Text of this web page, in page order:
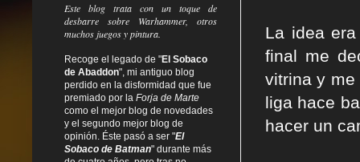
La idea
final me
vitrina y me
liga hace
hacer un
Este blog trata con un toque de
desbarre sobre Warhammer, otros
muchos juegos y pintura.
Recoge el legado de "El Sobaco
de Abaddon", mi antiguo blog
perdido en la disformidad que fue
premiado por la Forja de Marte
como el mejor blog de novedades
y el segundo mejor blog de
opinión. Éste pasó a ser "El
Sobaco de Batman" durante más